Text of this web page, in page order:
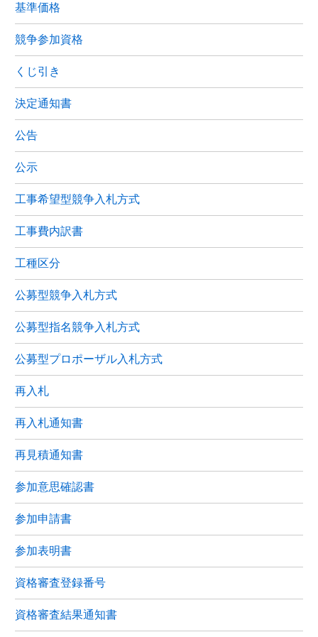
基準価格
競争参加資格
くじ引き
決定通知書
公告
公示
工事希望型競争入札方式
工事費内訳書
工種区分
公募型競争入札方式
公募型指名競争入札方式
公募型プロポーザル入札方式
再入札
再入札通知書
再見積通知書
参加意思確認書
参加申請書
参加表明書
資格審査登録番号
資格審査結果通知書